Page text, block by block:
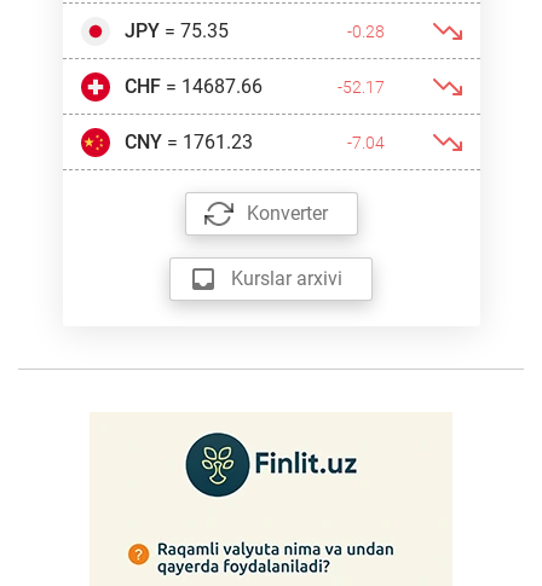
JPY= 75.35 -0.28
CHF= 14687.66 -52.17
CNY= 1761.23 -7.04
Konverter
Kurslar arxivi